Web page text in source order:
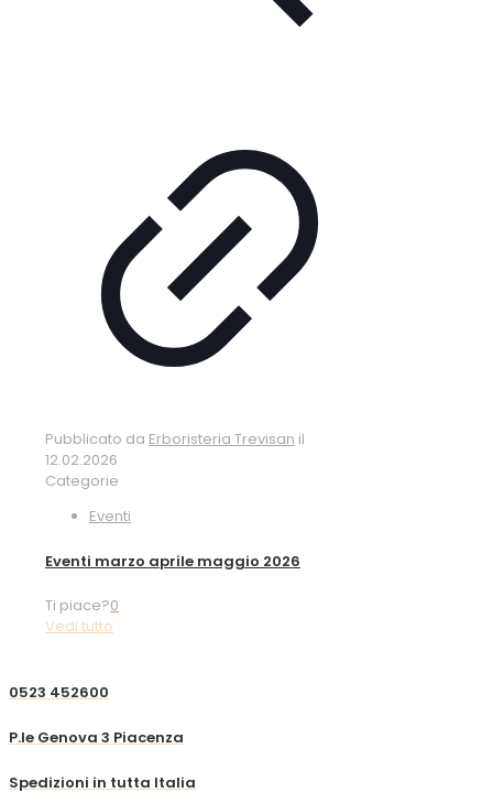
Pubblicato da Erboristeria Trevisan il
12.02.2026
Categorie
Eventi
Eventi marzo aprile maggio 2026
Ti piace?0
Vedi tutto
0523 452600
P.le Genova 3 Piacenza
Spedizioni in tutta Italia